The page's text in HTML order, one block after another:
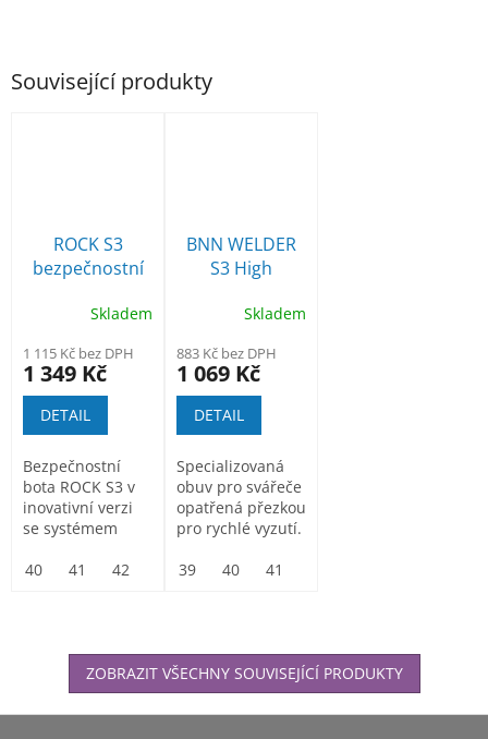
Související produkty
ROCK S3
bezpečnostní
Skladem
1 115 Kč bez DPH
1 349 Kč
DETAIL
Bezpečnostní
bota ROCK S3 v
inovativní verzi
se systémem
SPINON pomocí...
40 41 42
BNN WELDER
S3 High
obuv pro
Skladem
883 Kč bez DPH
1 069 Kč
DETAIL
Specializovaná
obuv pro svářeče
opatřená přezkou
pro rychlé vyzutí.
39
40 41
ZOBRAZIT VŠECHNY SOUVISEJÍCÍ PRODUKTY
Z